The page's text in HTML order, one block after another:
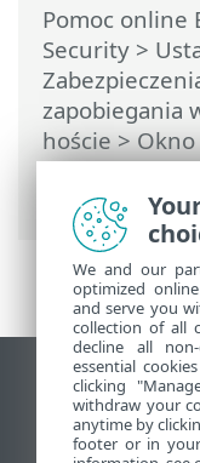
Pomoc online
Security >
zapobiegania
hoście>
HIPS>
Wyświetl
komputerów
End of Life
We and our
optimized
and serve you
collection of all
decline all
essential
clicking
withdraw your
anytime by
footer or in